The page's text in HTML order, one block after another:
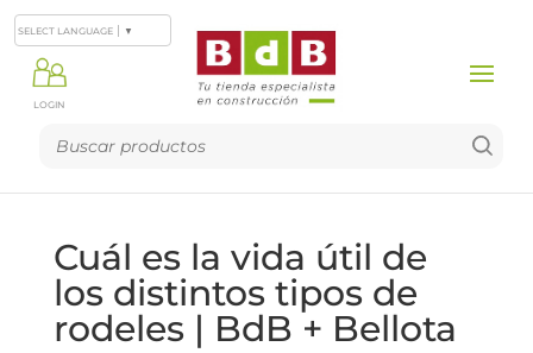
LOGIN
SELECT LANGUAGE ▼
Cuál es la vida útil de
los distintos tipos de
rodeles | BdB + Bellota